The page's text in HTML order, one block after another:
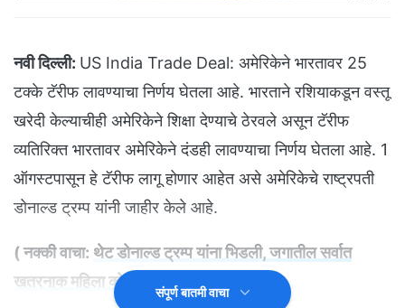
नवी दिल्ली: US India Trade Deal: अमेरिकेने भारतावर 25
टक्के टॅरीफ लावण्याचा निर्णय घेतला आहे. भारताने रशियाकडून वस्तू
खरेदी केल्याचीही अमेरिकेने शिक्षा देण्याचे ठेरवले असून टॅरीफ
व्यतिरिक्त भारतावर अमेरिकेने दंडही लावण्याचा निर्णय घेतला आहे. 1
ऑगस्टपासून हे टॅरीफ लागू होणार आहेत असे अमेरिकेचे राष्ट्रपती
डोनाल्ड ट्रम्प यांनी जाहीर केले आहे.
( नक्की वाचा: थेट डोनाल्ड ट्रम्प यांना भिडली, जगातील सर्वात
खतरनाक महिला कोण?
संपूर्ण बातमी वाचा